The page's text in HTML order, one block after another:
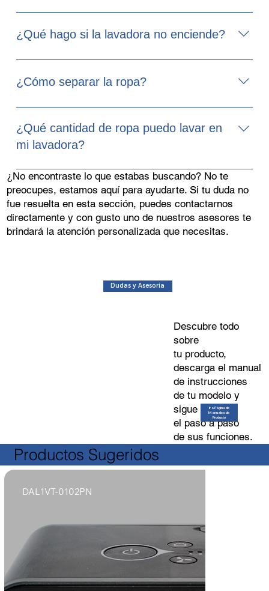
servicio técnico.
Selecciona el tiempo de lavado adecuado según el tipo
de ropa que vas a lavar (ej. ropa blanca, ropa de color,
ropa delicada)
¿Qué hago si la lavadora no enciende?
Verifica que la lavadora esté correctamente conectada
a la red eléctrica.
¿Cómo separar la ropa?
Lee cuidadosamente las etiquetas de tu ropa con
respecto a las instrucciones de lavado . Esto te
permitirá separar las prendas por tipo de tejidos para
¿Qué cantidad de ropa puedo lavar en
mi lavadora?
Sigue las recomendaciones de carga maxima de
lavado de tu manual de usuario. Evita una carga
excesiva de la lavadora. Carga la cantidad necesaria
de ropa según el programa de lavado elegido.
¿No encontraste lo que estabas buscando? No te
preocupes, estamos aquí para ayudarte. Si tu duda no
fue resuelta en esta sección, puedes contactarnos
directamente y con gusto uno de nuestros asesores te
brindará la atención personalizada que necesitas.
Dudas y Asesoria
Descubre todo
sobre
tu producto,
descarga el manual
de instrucciones
de tu modelo y
sigue
el paso a paso
de sus funciones.
Ir a Página de
Manuales de
Producto
Productos Sugeridos
DAL1VT-0102PN